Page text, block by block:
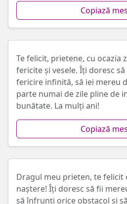
Copiază
Te felicit, prietene, cu ocazia
fericite și vesele. Îți doresc
fericire infinită, să iei mereu
parte numai de zile pline de
bunătate. La mulți ani!
Copiază
Dragul meu prieten, te felicit
naștere! Îți doresc să fii
să înfrunți orice obstacol și